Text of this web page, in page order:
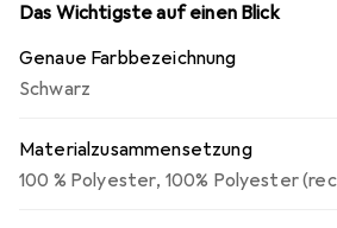
Das Wichtigste auf einen Blick
Genaue Farbbezeichnung
Schwarz
Materialzusammensetzung
100 % Polyester, 100% Polyester